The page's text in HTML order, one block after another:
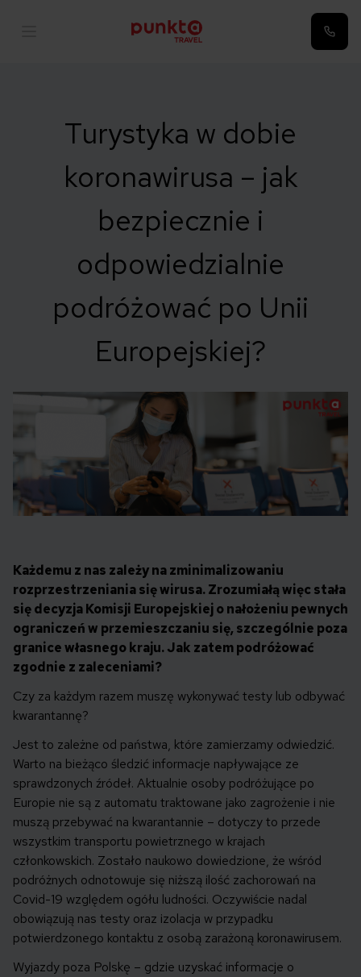
Turystyka w dobie
koronawirusa – jak
bezpiecznie i
odpowiedzialnie
podróżować po Unii
Europejskiej?
Każdemu z nas zależy na zminimalizowaniu
rozprzestrzeniania się wirusa. Zrozumiałą więc stała
się decyzja Komisji Europejskiej o nałożeniu pewnych
ograniczeń w przemieszczaniu się, szczególnie poza
granice własnego kraju. Jak zatem podróżować
zgodnie z zaleceniami?
Czy za każdym razem muszę wykonywać testy lub odbywać
kwarantannę?
Jest to zależne od państwa, które zamierzamy odwiedzić.
Warto na bieżąco śledzić informacje napływające ze
sprawdzonych źródeł. Aktualnie osoby podróżujące po
Europie nie są z automatu traktowane jako zagrożenie i nie
muszą przebywać na kwarantannie – dotyczy to przede
wszystkim transportu powietrznego w krajach
członkowskich. Zostało naukowo dowiedzione, że wśród
podróżnych odnotowuje się niższą ilość zachorowań na
Covid-19 względem ogółu ludności. Oczywiście nadal
obowiązują nas testy oraz izolacja w przypadku
potwierdzonego kontaktu z osobą zarażoną koronawirusem.
Wyjazdy poza Polskę – gdzie uzyskać informacje o